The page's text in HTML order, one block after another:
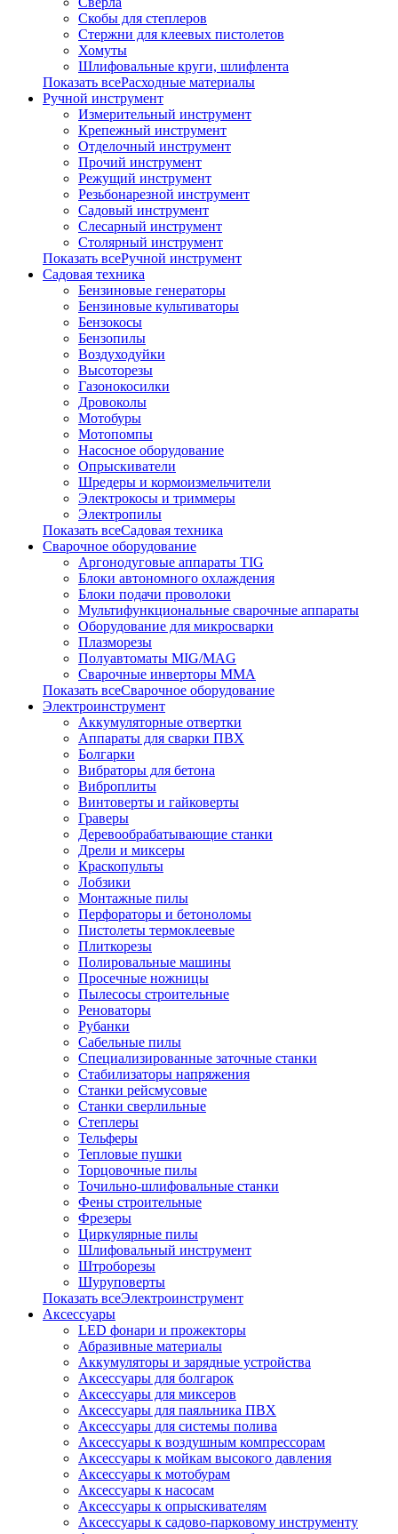
Скобы для степлеров
Стержни для клеевых пистолетов
Хомуты
Шлифовальные круги, шлифлента
Показать всеРасходные материалы
Ручной инструмент
Измерительный инструмент
Крепежный инструмент
Отделочный инструмент
Прочий инструмент
Режущий инструмент
Резьбонарезной инструмент
Садовый инструмент
Слесарный инструмент
Столярный инструмент
Показать всеРучной инструмент
Садовая техника
Бензиновые генераторы
Бензиновые культиваторы
Бензокосы
Бензопилы
Воздуходуйки
Высоторезы
Газонокосилки
Дровоколы
Мотобуры
Мотопомпы
Насосное оборудование
Опрыскиватели
Шредеры и кормоизмельчители
Электрокосы и триммеры
Электропилы
Показать всеСадовая техника
Сварочное оборудование
Аргонодуговые аппараты TIG
Блоки автономного охлаждения
Блоки подачи проволоки
Мультифункциональные сварочные аппараты
Оборудование для микросварки
Плазморезы
Полуавтоматы MIG/MAG
Сварочные инверторы ММА
Показать всеСварочное оборудование
Электроинструмент
Аккумуляторные отвертки
Аппараты для сварки ПВХ
Болгарки
Вибраторы для бетона
Виброплиты
Винтоверты и гайковерты
Граверы
Деревообрабатывающие станки
Дрели и миксеры
Краскопульты
Лобзики
Монтажные пилы
Перфораторы и бетоноломы
Пистолеты термоклеевые
Плиткорезы
Полировальные машины
Просечные ножницы
Пылесосы строительные
Реноваторы
Рубанки
Сабельные пилы
Специализированные заточные станки
Стабилизаторы напряжения
Станки рейсмусовые
Станки сверлильные
Степлеры
Тельферы
Тепловые пушки
Торцовочные пилы
Точильно-шлифовальные станки
Фены строительные
Фрезеры
Циркулярные пилы
Шлифовальный инструмент
Штроборезы
Шуруповерты
Показать всеЭлектроинструмент
Аксессуары
LED фонари и прожекторы
Абразивные материалы
Аккумуляторы и зарядные устройства
Аксессуары для болгарок
Аксессуары для миксеров
Аксессуары для паяльника ПВХ
Аксессуары для системы полива
Аксессуары к воздушным компрессорам
Аксессуары к мойкам высокого давления
Аксессуары к мотобурам
Аксессуары к насосам
Аксессуары к опрыскивателям
Аксессуары к садово-парковому инструменту